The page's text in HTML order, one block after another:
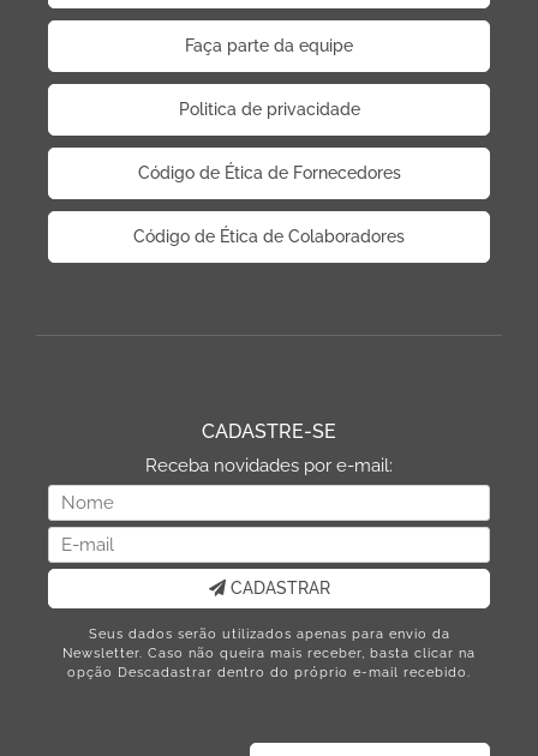
Faça parte da equipe
Politica de privacidade
Código de Ética de Fornecedores
Código de Ética de Colaboradores
CADASTRE-SE
Receba novidades por e-mail:
CADASTRAR
Seus dados serão utilizados apenas para envio da
Newsletter. Caso não queira mais receber, basta clicar na
opção Descadastrar dentro do próprio e-mail recebido.